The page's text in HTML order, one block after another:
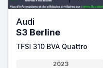
Audi
S3 Berline
TFSI 310 BVA Quattro
2023